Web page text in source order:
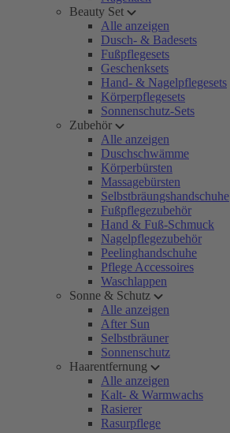
Beauty Set
Alle anzeigen
Dusch- & Badesets
Fußpflegesets
Geschenksets
Hand- & Nagelpflegesets
Körperpflegesets
Sonnenschutz-Sets
Zubehör
Alle anzeigen
Duschschwämme
Körperbürsten
Massagebürsten
Selbstbräungshandschuhe
Fußpflegezubehör
Hand & Fuß-Schmuck
Nagelpflegezubehör
Peelinghandschuhe
Pflege Accessoires
Waschlappen
Sonne & Schutz
Alle anzeigen
After Sun
Selbstbräuner
Sonnenschutz
Haarentfernung
Alle anzeigen
Kalt- & Warmwachs
Rasierer
Rasurpflege